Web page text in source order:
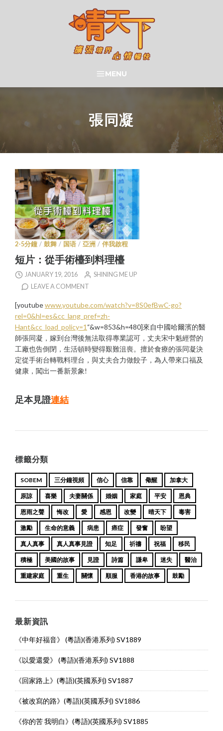
晴天下 SHININGMEUP
SEARCH
MENU
張同凝
2-5分鐘 / 鼓舞 / 国语 / 亞洲 / 伴我啟程
短片：從手術檯到料理檯
JANUARY 19, 2016
SHINING ME UP
LEAVE A COMMENT
[youtubewww.youtube.com/watch?v=8S0efBwC-go?
rel=0&hl=es&cc_lang_pref=zh-
Hant&cc_load_policy=1 “&w=853&h=480]來自中國哈爾濱的醫
師張同凝，嫁到台灣後無法取得專業認可，丈夫宋中魁經營的
工廠也告倒閉，生活頓時變得艱難沮喪。擅於食療的張同凝決
定從手術台轉戰料理台，與丈夫合力做餃子，為人帶來口福及
健康，闖出一番新景象!
足本見證連結
標籤分類
SOBEM 三分鐘視頻 信心 信靠 儆醒 加拿大
原諒 喜樂 夫妻關係 婚姻 家庭 平安 恩典
恩雨之聲 悔改 愛 感恩 改變 晴天下 毒害
激勵 生命的意義 病患 癌症 發奮 盼望
真人真事 真人真事見證 知足 祈禱 祝福 移民
積極 美國的故事 見證 詩篇 謙卑 迷失 醫治
重建家庭 重生 關懷 順服 香港的故事 鼓勵
最新資訊
《中年好福音》 (粵語)(香港系列) SV1889
《以愛還愛》 (粵語)(香港系列) SV1888
《回家路上》(粵語)(英國系列) SV1887
《被改寫的路》(粵語)(英國系列) SV1886
《你的苦 我明白》(粵語)(英國系列) SV1885